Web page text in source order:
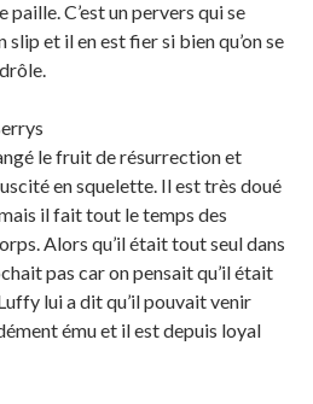
paille. C’est un pervers qui se
et il en est fier si bien qu’on se
le fruit de résurrection et
en squelette. Il est très doué
il fait tout le temps des
Alors qu’il était tout seul dans
pas car on pensait qu’il était
lui a dit qu’il pouvait venir
ému et il est depuis loyal